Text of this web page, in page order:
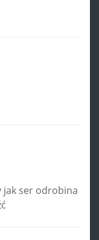
jak ser odrobina